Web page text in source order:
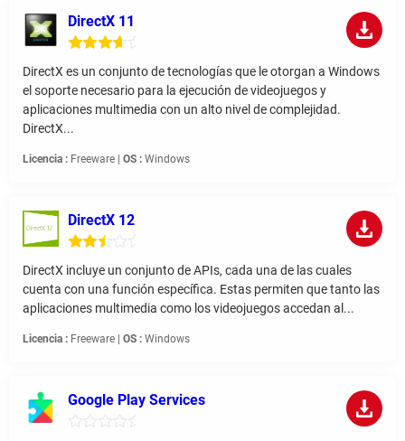
DirectX 11
DirectX es un conjunto de tecnologías que le otorgan a Windows
el soporte necesario para la ejecución de videojuegos y
aplicaciones multimedia con un alto nivel de complejidad.
DirectX...
Licencia : Freeware | OS : Windows
DirectX 12
DirectX incluye un conjunto de APIs, cada una de las cuales
cuenta con una función específica. Estas permiten que tanto las
aplicaciones multimedia como los videojuegos accedan al...
Licencia : Freeware | OS : Windows
Google Play Services